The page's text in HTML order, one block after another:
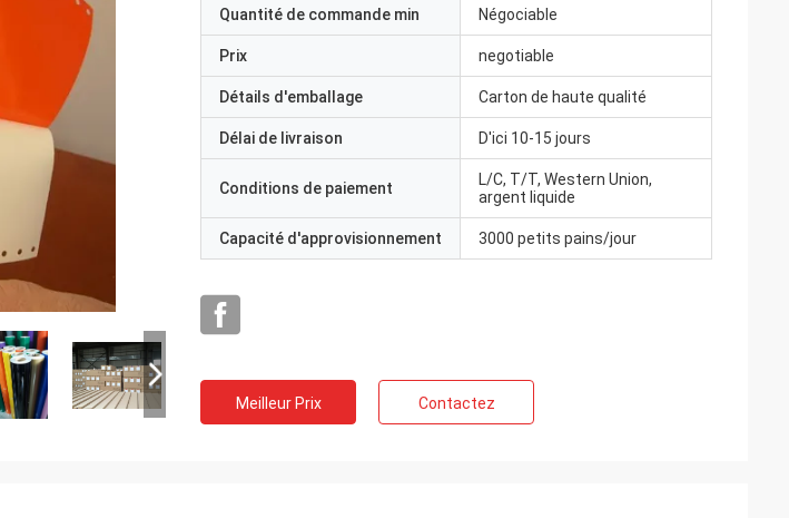
Quantité de commande min Négociable
Prix negotiable
Détails d'emballage Carton de haute qualité
Délai de livraison D'ici 10-15 jours
Conditions de paiement
L/C, T/T, Western Union,
argent liquide
Capacité d'approvisionnement 3000 petits pains/jour
Meilleur Prix Contactez